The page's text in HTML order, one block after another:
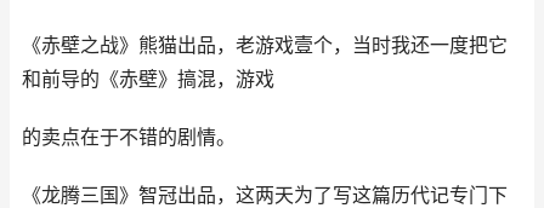
《赤壁之战》熊猫出品，老游戏壹个，当时我还一度把它
和前导的《赤壁》搞混，游戏
的卖点在于不错的剧情。
《龙腾三国》智冠出品，这两天为了写这篇历代记专门下